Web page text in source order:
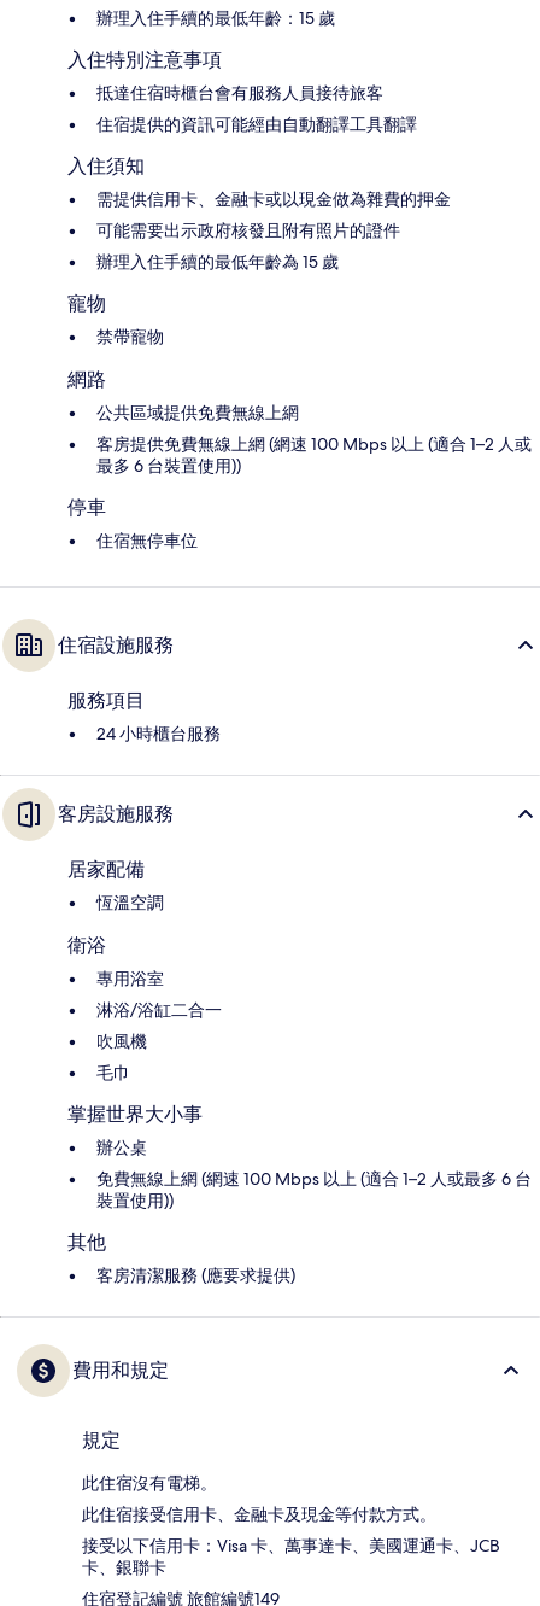
辦理入住手續的最低年齡：15 歲
入住特別注意事項
抵達住宿時櫃台會有服務人員接待旅客
住宿提供的資訊可能經由自動翻譯工具翻譯
入住須知
需提供信用卡、金融卡或以現金做為雜費的押金
可能需要出示政府核發且附有照片的證件
辦理入住手續的最低年齡為 15 歲
寵物
禁帶寵物
網路
公共區域提供免費無線上網
客房提供免費無線上網 (網速 100 Mbps 以上 (適合 1–2 人或
最多 6 台裝置使用))
停車
住宿無停車位
住宿設施服務
服務項目
24 小時櫃台服務
客房設施服務
居家配備
恆溫空調
衛浴
專用浴室
淋浴/浴缸二合一
吹風機
毛巾
掌握世界大小事
辦公桌
免費無線上網 (網速 100 Mbps 以上 (適合 1–2 人或最多 6 台
裝置使用))
其他
客房清潔服務 (應要求提供)
費用和規定
規定
此住宿沒有電梯。
此住宿接受信用卡、金融卡及現金等付款方式。
接受以下信用卡：Visa 卡、萬事達卡、美國運通卡、JCB
卡、銀聯卡
住宿登記編號 旅館編號149